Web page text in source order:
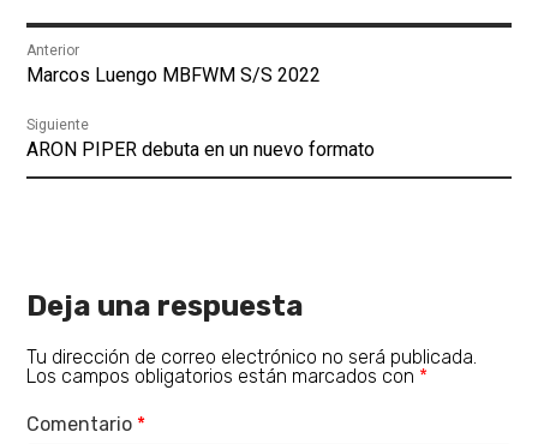
Navegación
de
entradas
Anterior
Entrada
Marcos Luengo MBFWM S/S 2022
Siguiente
Entrada
siguiente:
ARON PIPER debuta en un nuevo formato
Deja una respuesta
Tu dirección de correo electrónico no será publicada.
Los campos obligatorios están marcados con *
Comentario *